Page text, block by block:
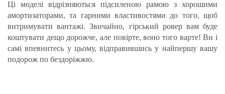
Ці моделі відрізняються підсиленою рамою з хорошими
амортизаторами, та гарними властивостями до того, щоб
витримувати вантажі. Звичайно, гірський ровер вам буде
коштувати дещо дорожче, але повірте, воно того варте! Ви і
самі впевнитесь у цьому, відправившись у найпершу вашу
подорож по бездоріжжю.